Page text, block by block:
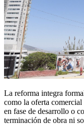
La reforma integra
como la oferta comercial
en fase de desarrollo o
terminación de obra ni